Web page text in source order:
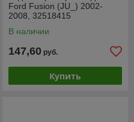
Ford Fusion (JU_) 2002-
2008, 32518415
В наличии
147,60 руб.
Купить